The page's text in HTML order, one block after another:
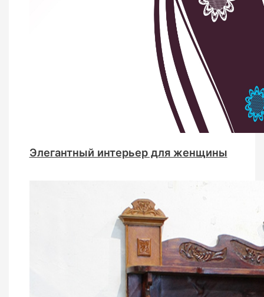
Элегантный интерьер для женщины